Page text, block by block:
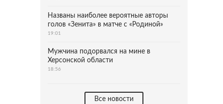
Названы наиболее вероятные авторы
голов «Зенита» в матче с «Родиной»
19:01
Мужчина подорвался на мине в
Херсонской области
18:56
Все новости